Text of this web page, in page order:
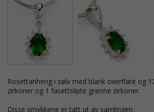
rosettanheng i sølv med blank overflate og 12 fasettslipte hvite
zirkoner og 1 fasettslipte grønne zirkoner.
Disse smykkene er tatt ut av samlingen